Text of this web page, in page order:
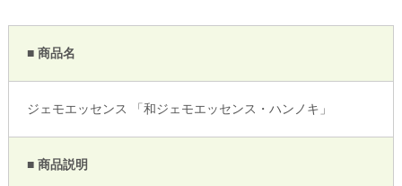
■ 商品名
ジェモエッセンス 「和ジェモエッセンス・ハンノキ」
■ 商品説明